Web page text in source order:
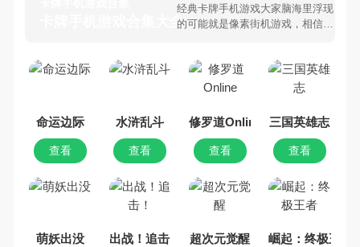
卡牌手机游戏合集大全 >
经典卡牌手机游戏大家脑海里浮现
的可能就是像素街机游戏，相信很
牌手机游戏有哪些呢？游戏今天，
乐途下载站小编芒果味的怪咖给大
集，欢迎大家前来选择下载体验
命运边际
查看
水浒乱斗
查看
修罗道Online
查看
三国英雄志
查看
萌妖出没 出战！追击！ 超次元觉醒 崛起：终极王者